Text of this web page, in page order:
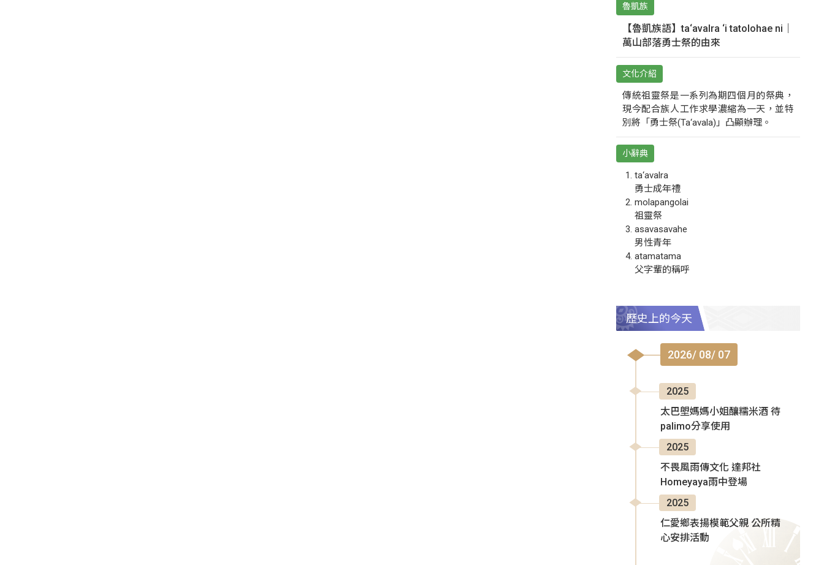
魯凱族
【魯凱族語】ta‘avalra ‘i tatolohae ni｜
萬山部落勇士祭的由來
文化介紹
傳統祖靈祭是一系列為期四個月的祭典，
現今配合族人工作求學濃縮為一天，並特
別將「勇士祭(Ta‘avala)」凸顯辦理。
小辭典
ta‘avalra
勇士成年禮
molapangolai
祖靈祭
asavasavahe
男性青年
atamatama
父字輩的稱呼
歷史上的今天
2026/ 08/ 07
2025
太巴塱媽媽小姐釀糯米酒 待
palimo分享使用
2025
不畏風雨傳文化 達邦社
Homeyaya雨中登場
2025
仁愛鄉表揚模範父親 公所精
心安排活動